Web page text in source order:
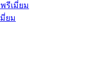
รีเมี่ยม
ยม